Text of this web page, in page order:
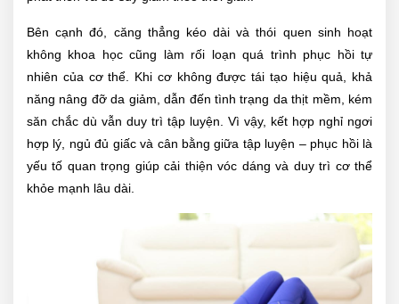
Bên cạnh đó, căng thẳng kéo dài và thói quen sinh hoạt
không khoa học cũng làm rối loạn quá trình phục hồi tự
nhiên của cơ thể. Khi cơ không được tái tạo hiệu quả, khả
năng nâng đỡ da giảm, dẫn đến tình trạng da thịt mềm, kém
săn chắc dù vẫn duy trì tập luyện. Vì vậy, kết hợp nghỉ ngơi
hợp lý, ngủ đủ giấc và cân bằng giữa tập luyện – phục hồi là
yếu tố quan trọng giúp cải thiện vóc dáng và duy trì cơ thể
khỏe mạnh lâu dài.